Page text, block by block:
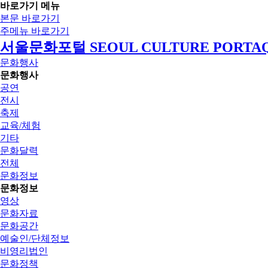
바로가기 메뉴
본문 바로가기
주메뉴 바로가기
서울문화포털 SEOUL CULTURE
문화행사
문화행사
공연
전시
축제
교육/체험
기타
문화달력
전체
문화정보
문화정보
영상
문화자료
문화공간
예술인/단체정보
비영리법인
문화정책